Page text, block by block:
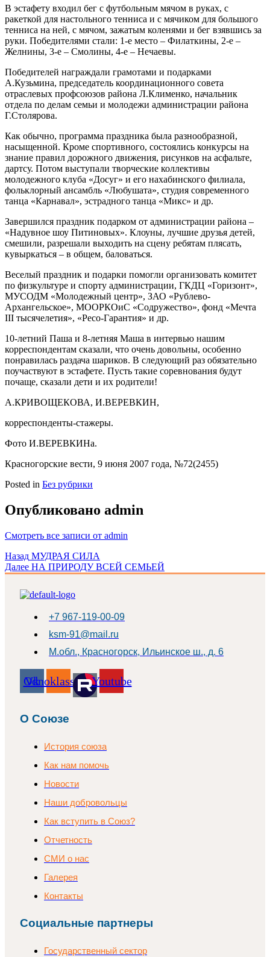
В эстафету входил бег с футбольным мячом в руках, с
ракеткой для настольного тенниса и с мячиком для большого
тенниса на ней, с мячом, зажатым коленями и бег взявшись за
руки. Победителями стали: 1-е место – Филаткины, 2-е –
Желнины, 3-е – Смолины, 4-е – Нечаевы.
Победителей награждали грамотами и подарками
А.Кузьмина, председатель координационного совета
отраслевых профсоюзов района Л.Клименко, начальник
отдела по делам семьи и молодежи администрации района
Г.Столярова.
Как обычно, программа праздника была разнообразной,
насыщенной. Кроме спортивного, состоялись конкурсы на
знание правил дорожного движения, рисунков на асфальте,
дартсу. Потом выступали творческие коллективы
молодежного клуба «Досуг» и его нахабинского филиала,
фольклорный ансамбль «Любушата», студия современного
танца «Карнавал», эстрадного танца «Микс» и др.
Завершился праздник подарком от администрации района –
«Надувное шоу Питиновых». Клоуны, лучшие друзья детей,
смешили, разрешали выходить на сцену ребятам плясать,
кувыркаться – в общем, баловаться.
Веселый праздник и подарки помогли организовать комитет
по физкультуре и спорту администрации, ГКДЦ «Горизонт»,
МУСОДМ «Молодежный центр», ЗАО «Рублево-
Архангельское», МООРКОиС «Содружество», фонд «Мечта
III тысячелетия», «Ресо-Гарантия» и др.
10-летний Паша и 8-летняя Маша в интервью нашим
корреспондентам сказали, что очень довольны, особенно
понравилась раздача шариков. В следующий раз обязательно
поучаствуют в эстафете. Пусть такие соревнования будут
почаще, сказали дети и их родители!
А.КРИВОЩЕКОВА, И.ВЕРЕВКИН,
корреспонденты-стажеры.
Фото И.ВЕРЕВКИНа.
Красногорские вести, 9 июня 2007 года, №72(2455)
Posted in Без рубрики
Опубликовано admin
Смотреть все записи от admin
Навигация
по
записям
Назад МУДРАЯ СИЛА
Далее НА ПРИРОДУ ВСЕЙ СЕМЬЕЙ
+7 967-119-00-09
ksm-91@mail.ru
М.обл., Красногорск, Ильинское ш., д. 6
Vk
OdnoklassnikiYoutube
О Союзе
История союза
Как нам помочь
Новости
Наши добровольцы
Как вступить в Союз?
Отчетность
СМИ о нас
Галерея
Контакты
Социальные партнеры
Государственный сектор